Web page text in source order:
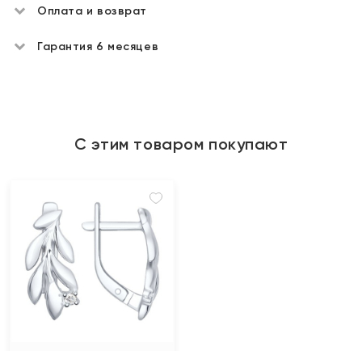
Оплата и возврат
Гарантия 6 месяцев
С этим товаром покупают